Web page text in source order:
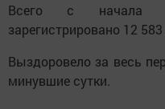
Всего с начала
зарегистрировано 12
Выздоровело за весь
минувшие сутки.